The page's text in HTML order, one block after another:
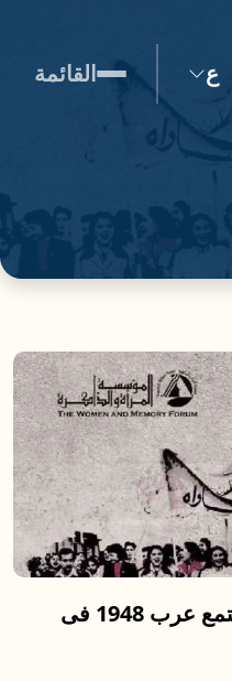
ع القائمة
جريمة شرف العائلة فى مجتمع عرب 1948 فى